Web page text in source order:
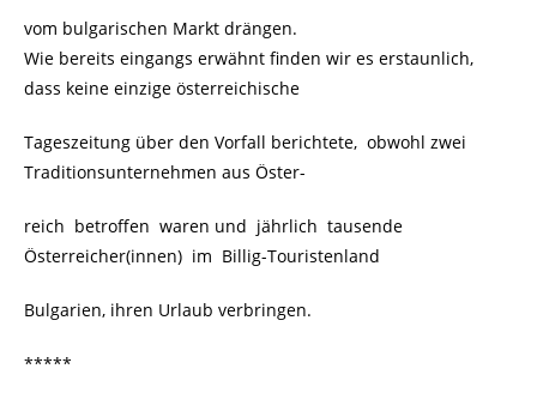
vom bulgarischen Markt drängen.
Wie bereits eingangs erwähnt finden wir es erstaunlich,
dass keine einzige österreichische
Tageszeitung über den Vorfall berichtete, obwohl zwei
Traditionsunternehmen aus Öster-
reich betroffen waren und jährlich tausende
Österreicher(innen) im Billig-Touristenland
Bulgarien, ihren Urlaub verbringen.
*****